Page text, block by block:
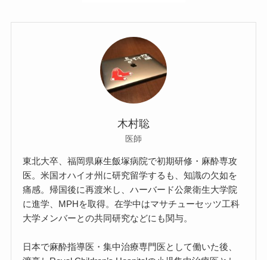
木村聡
医師
東北大卒、福岡県麻生飯塚病院で初期研修・麻酔専攻
医。米国オハイオ州に研究留学するも、知識の欠如を
痛感。帰国後に再渡米し、ハーバード公衆衛生大学院
に進学、MPHを取得。在学中はマサチューセッツ工科
大学メンバーとの共同研究などにも関与。
日本で麻酔指導医・集中治療専門医として働いた後、